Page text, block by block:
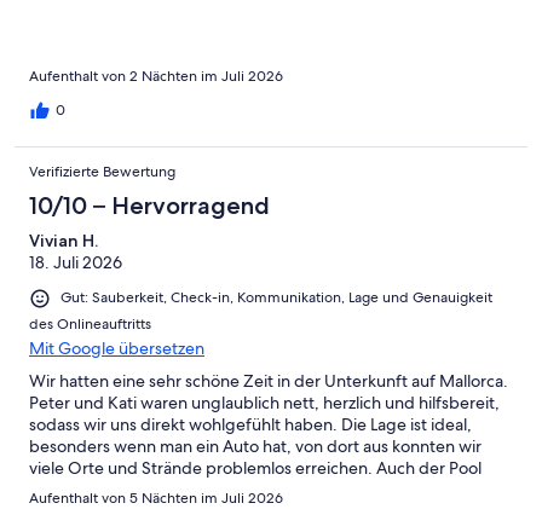
Aufenthalt von 2 Nächten im Juli 2026
0
Verifizierte Bewertung
10/10 – Hervorragend
Vivian H.
18. Juli 2026
Gut: Sauberkeit, Check-in, Kommunikation, Lage und Genauigkeit
des Onlineauftritts
Mit Google übersetzen
Wir hatten eine sehr schöne Zeit in der Unterkunft auf Mallorca.
Peter und Kati waren unglaublich nett, herzlich und hilfsbereit,
sodass wir uns direkt wohlgefühlt haben. Die Lage ist ideal,
besonders wenn man ein Auto hat, von dort aus konnten wir
viele Orte und Strände problemlos erreichen. Auch der Pool
und das Haus waren sehr schön und perfekt zum Entspannen.
Aufenthalt von 5 Nächten im Juli 2026